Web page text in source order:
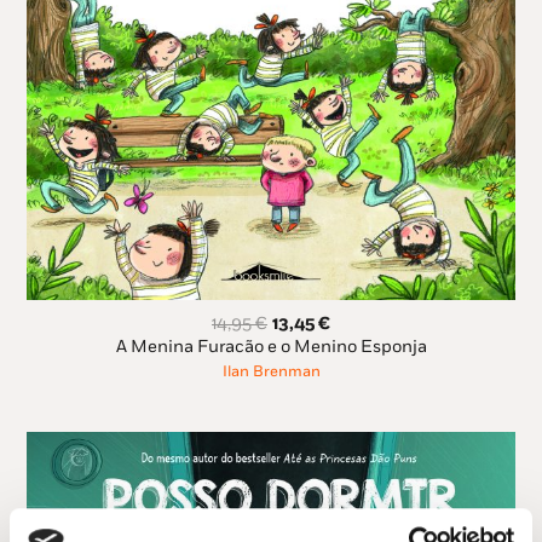
14,95€ O
preço
original
13,45€O
preço
A Menina Furacão e o Menino Esponja
Ilan Brenman